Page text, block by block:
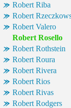
Robert Riba
Robert
Robert Valero
Robert Rosello
Robert Rothstein
Robert Roura
Robert Rivera
Robert Rios
Robert Rivas
Robert Rodgers